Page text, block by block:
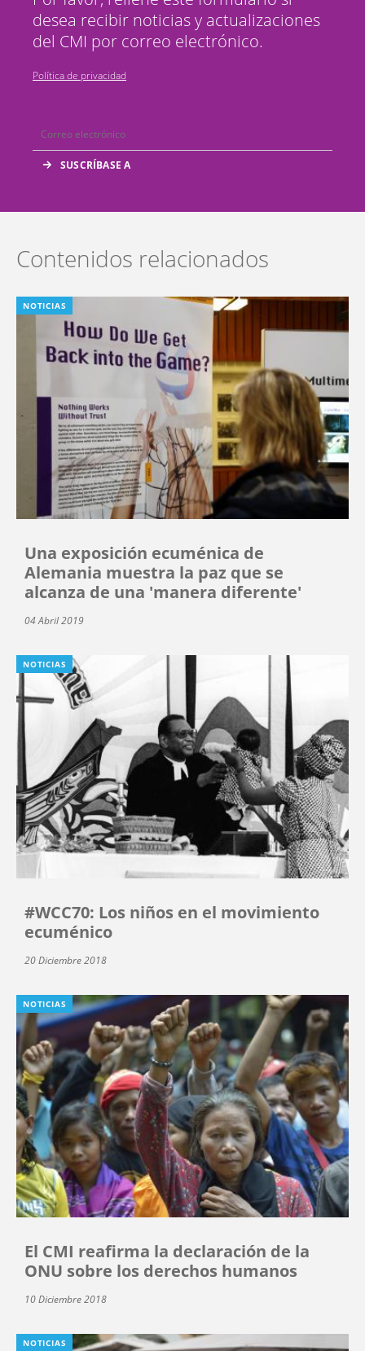
desea recibir noticias y actualizaciones
del CMI por correo electrónico.
Política de privacidad
Contenidos relacionados
NOTICIAS
Una exposición ecuménica de
Alemania muestra la paz que se
alcanza de una 'manera diferente'
04 Abril 2019
NOTICIAS
#WCC70: Los niños en el movimiento
ecuménico
20 Diciembre 2018
NOTICIAS
El CMI reafirma la declaración de la
ONU sobre los derechos humanos
10 Diciembre 2018
NOTICIAS